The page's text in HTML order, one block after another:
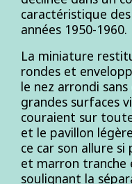
caractéristique
années 1950-1960.
La miniature
rondes et
le nez arrondi
grandes surfaces
couraient sur
et le pavillon
ce car son allure
et marron tranche
soulignant la